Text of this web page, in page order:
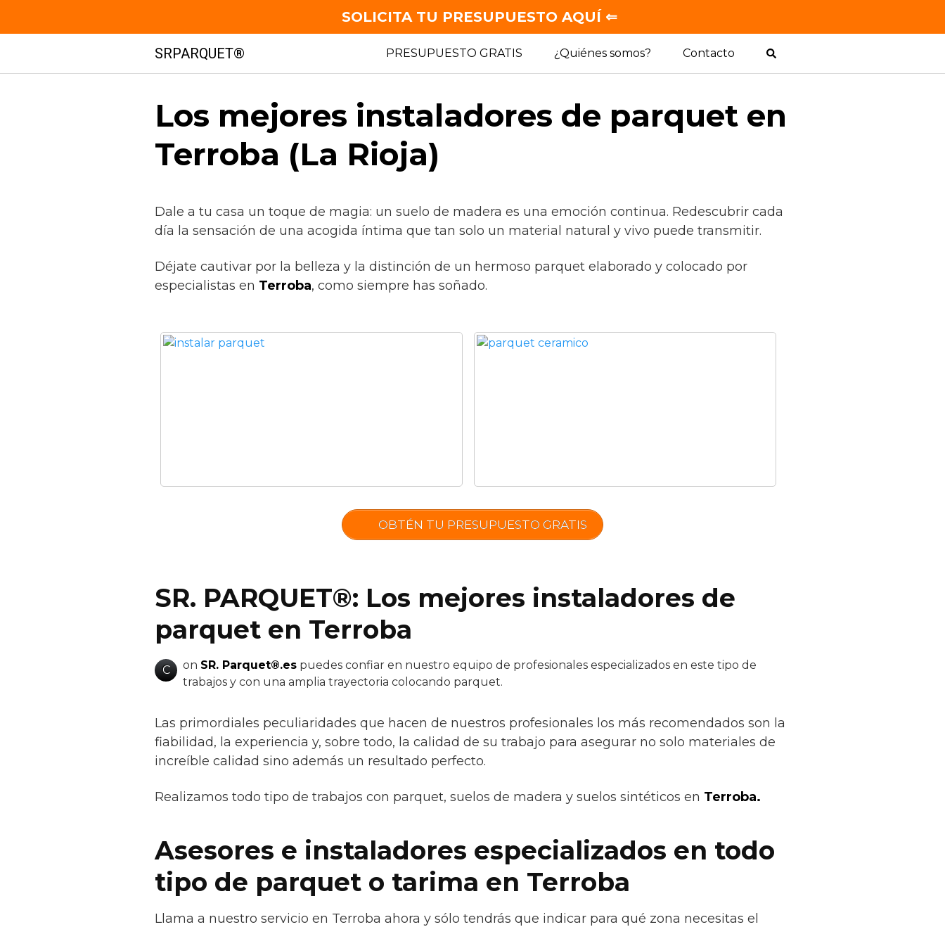
contenido
SRPARQUET® PRESUPUESTO GRATIS ¿Quiénes somos? Contacto
Los mejores instaladores de parquet en
Terroba (La Rioja)
Dale a tu casa un toque de magia: un suelo de madera es una emoción continua. Redescubrir cada
día la sensación de una acogida íntima que tan solo un material natural y vivo puede transmitir.
Déjate cautivar por la belleza y la distinción de un hermoso parquet elaborado y colocado por
especialistas en Terroba, como siempre has soñado.
OBTÉN TU PRESUPUESTO GRATIS
SR. PARQUET®: Los mejores instaladores de
parquet en Terroba
C on SR. Parquet®.es puedes confiar en nuestro equipo de profesionales especializados en este tipo de
trabajos y con una amplia trayectoria colocando parquet.
Las primordiales peculiaridades que hacen de nuestros profesionales los más recomendados son la
fiabilidad, la experiencia y, sobre todo, la calidad de su trabajo para asegurar no solo materiales de
increíble calidad sino además un resultado perfecto.
Realizamos todo tipo de trabajos con parquet, suelos de madera y suelos sintéticos en Terroba.
Asesores e instaladores especializados en todo
tipo de parquet o tarima en Terroba
Llama a nuestro servicio en Terroba ahora y sólo tendrás que indicar para qué zona necesitas el
SOLICITA TU PRESUPUESTO AQUÍ ⇐